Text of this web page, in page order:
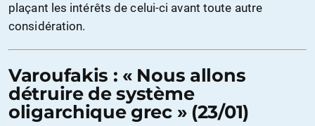
plaçant les intérêts de celui-ci avant toute autre
considération.
Varoufakis : « Nous allons
détruire de système
oligarchique grec » (23/01)